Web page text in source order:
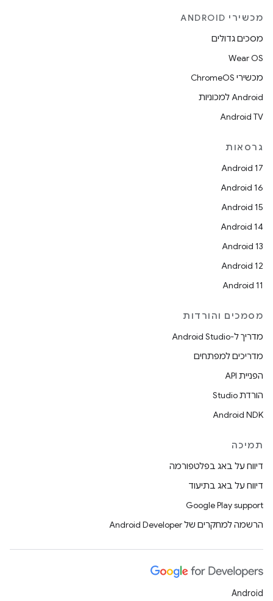
מכשירי ANDROID
מסכים גדולים
Wear OS
מכשירי ChromeOS
Android למכוניות
Android TV
גרסאות
Android 17
Android 16
Android 15
Android 14
Android 13
Android 12
Android 11
מסמכים והורדות
מדריך ל-Android Studio
מדריכים למפתחים
הפניית API
הורדת Studio
Android NDK
תמיכה
דיווח על באג בפלטפורמה
דיווח על באג בתיעוד
Google Play support
הרשמה למחקרים של Android Developer
Android